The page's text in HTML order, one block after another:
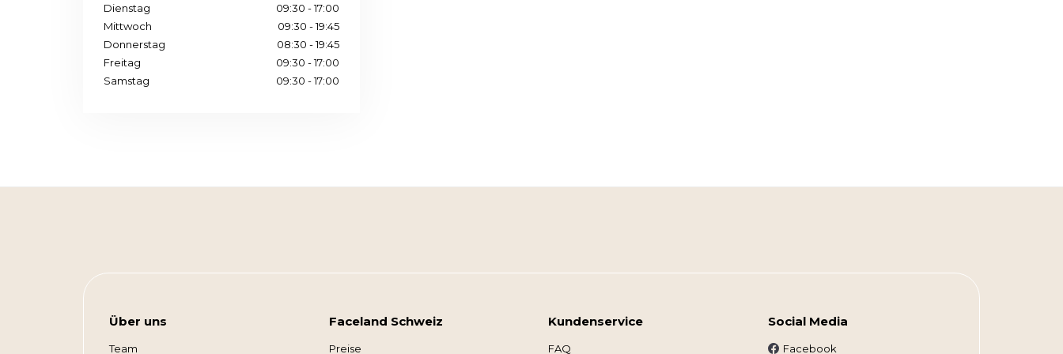
Dienstag
09:30 - 17:00
Mittwoch
09:30 - 19:45
Donnerstag
08:30 - 19:45
Freitag
09:30 - 17:00
Samstag
09:30 - 17:00
Über uns
Team
Faceland Schweiz
Preise
Kundenservice
FAQ
Social Media
Facebook